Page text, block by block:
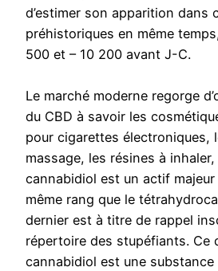
d’estimer son apparition dans
préhistoriques en même
500 et – 10 200 avant J-C.
Le marché moderne regorge
du CBD à savoir les
pour cigarettes électroniques,
massage, les résines à
cannabidiol est un actif
même rang que le
dernier est à titre de rappel
répertoire des stupéfiants. Ce
cannabidiol est une